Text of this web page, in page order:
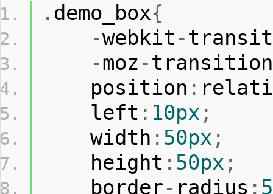
. demo_box{
-webkit -
-moz -transition
position :
left : 10px ;
width : 50px ;
height : 50px ;
border- radius :